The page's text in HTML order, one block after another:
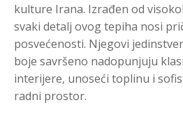
kulture Irana. Izrađen od
svaki detalj ovog tepiha nosi
posvećenosti. Njegovi
boje savršeno nadopunjuju
interijere, unoseći toplinu i
radni prostor.